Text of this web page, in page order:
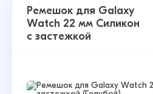
Ремешок для Galaxy
Watch 22 мм Силикон
с застежкой